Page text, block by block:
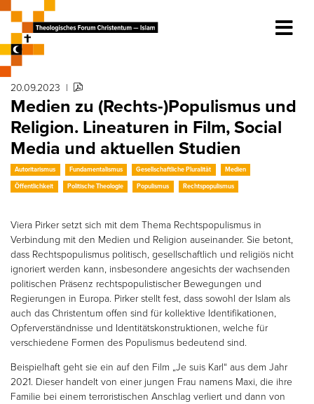
20.09.2023 |
Medien zu (Rechts-)Populismus und
Religion. Lineaturen in Film, Social
Media und aktuellen Studien
Autoritarismus Fundamentalismus Gesellschaftliche Pluralität
Medien
Öffentlichkeit
Politische Theologie Populismus Rechtspopulismus
Viera Pirker setzt sich mit dem Thema Rechtspopulismus in
Verbindung mit den Medien und Religion auseinander. Sie betont,
dass Rechtspopulismus politisch, gesellschaftlich und religiös nicht
ignoriert werden kann, insbesondere angesichts der wachsenden
politischen Präsenz rechtspopulistischer Bewegungen und
Regierungen in Europa. Pirker stellt fest, dass sowohl der Islam als
auch das Christentum offen sind für kollektive Identifikationen,
Opferverständnisse und Identitätskonstruktionen, welche für
verschiedene Formen des Populismus bedeutend sind.
Beispielhaft geht sie ein auf den Film „Je suis Karl“ aus dem Jahr
2021. Dieser handelt von einer jungen Frau namens Maxi, die ihre
Familie bei einem terroristischen Anschlag verliert und dann von